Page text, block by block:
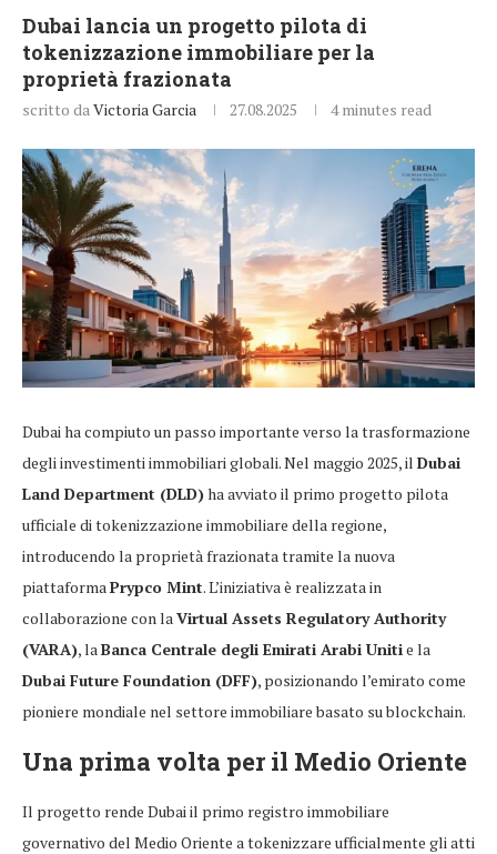
Dubai lancia un progetto pilota di
tokenizzazione immobiliare per la
proprietà frazionata
scritto daVictoria Garcia 27.08.2025 4 minutes read
Dubai ha compiuto un passo importante verso la trasformazione
degli investimenti immobiliari globali. Nel maggio 2025, il Dubai
Land Department (DLD)ha avviato il primo progetto pilota
ufficiale di tokenizzazione immobiliare della regione,
introducendo la proprietà frazionata tramite la nuova
piattaforma Prypco Mint. L’iniziativa è realizzata in
collaborazione con la Virtual Assets Regulatory Authority
(VARA), la Banca Centrale degli Emirati Arabi Unitie la
Dubai Future Foundation (DFF), posizionando l’emirato come
pioniere mondiale nel settore immobiliare basato su blockchain.
Una prima volta per il Medio Oriente
Il progetto rende Dubai il primo registro immobiliare
governativo del Medio Oriente a tokenizzare ufficialmente gli atti